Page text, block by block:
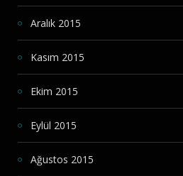
Aralık 2015
Kasım 2015
Ekim 2015
Eylül 2015
Ağustos 2015